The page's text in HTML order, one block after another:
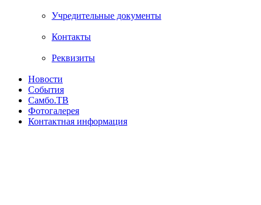
Учредительные документы
Контакты
Реквизиты
Новости
События
Самбо.ТВ
Фотогалерея
Контактная информация